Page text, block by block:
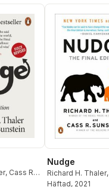
, Cass R
Nudge
Richard H. Thaler,
Sunstein
Häftad, 2021